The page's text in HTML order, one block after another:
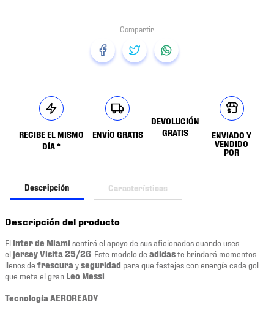
RECIBE EL MISMO
DÍA *
ENVÍO GRATIS
DEVOLUCIÓN
GRATIS
ENVIADO Y
VENDIDO
POR
Descripción Características
Descripción del producto
El Inter de Miami sentirá el apoyo de sus aficionados cuando uses
el jersey Visita 25/26 . Este modelo de adidaste brindará momentos
llenos de frescura yseguridad para que festejes con energía cada gol
que meta el gran Leo Messi
Tecnología AEROREADY